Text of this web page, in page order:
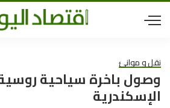
نقل و موانئ
وصول باخرة سياحية
الإسكندرية